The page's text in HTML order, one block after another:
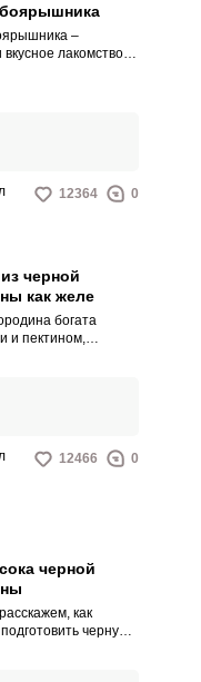
–
лакомство,
сохраняет свой
12364 0
черной
как желе
богата
и пектином,
12466 0
черной
как
черную